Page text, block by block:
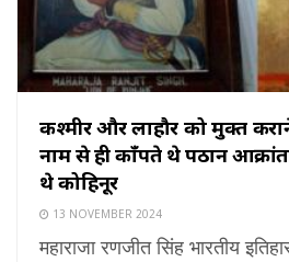
कश्मीर और लाहौर को मुक्त
नाम से ही काँपते थे पठान
थे कोहिनूर
13 NOVEMBER 2024
महाराजा रणजीत सिंह भारतीय